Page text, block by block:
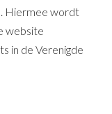
Hiermee wordt
website
in de Verenigde